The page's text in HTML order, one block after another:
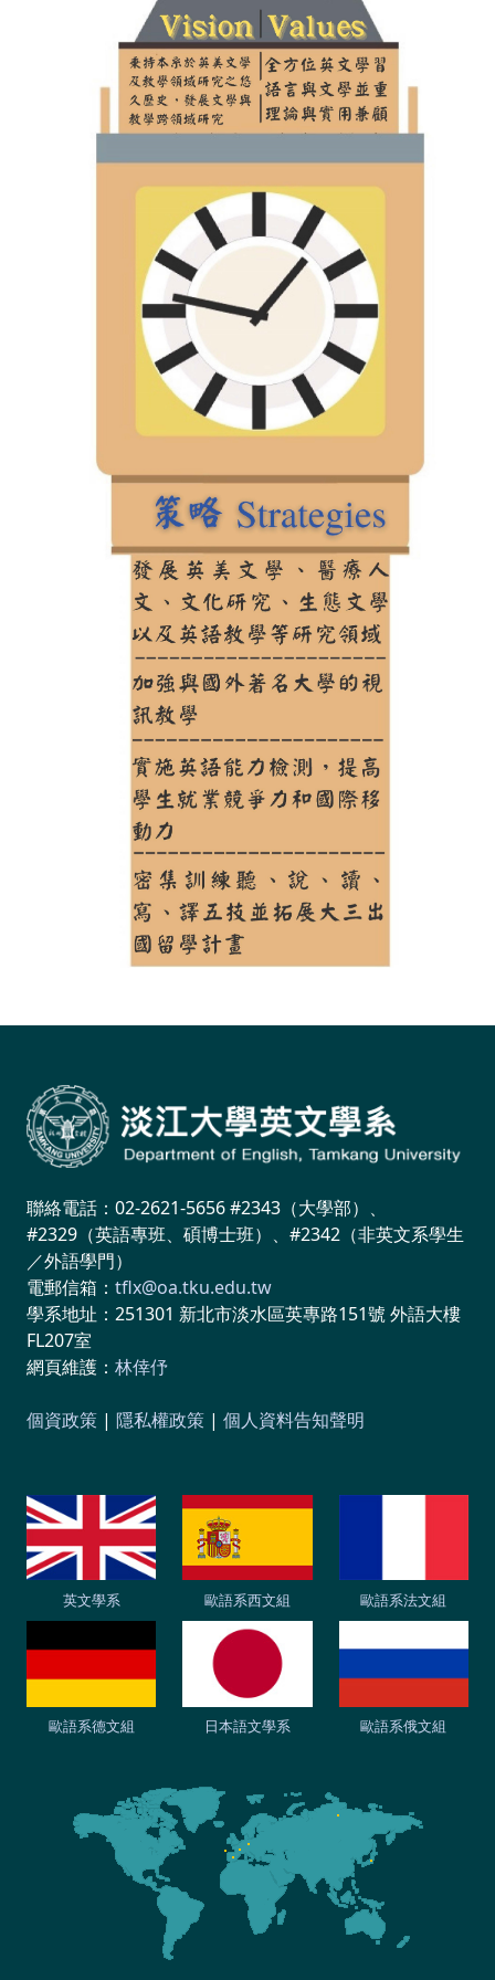
聯絡電話：02-2621-5656 #2343（大學部）、
#2329（英語專班、碩博士班）、#2342（非英文系學生
／外語學門）
電郵信箱： tflx@oa.tku.edu.tw
學系地址：251301 新北市淡水區英專路151號 外語大樓
FL207室
網頁維護： 林倖伃
個資政策 | 隱私權政策 | 個人資料告知聲明
英文學系 歐語系西文組 歐語系法文組
歐語系德文組 日本語文學系 歐語系俄文組